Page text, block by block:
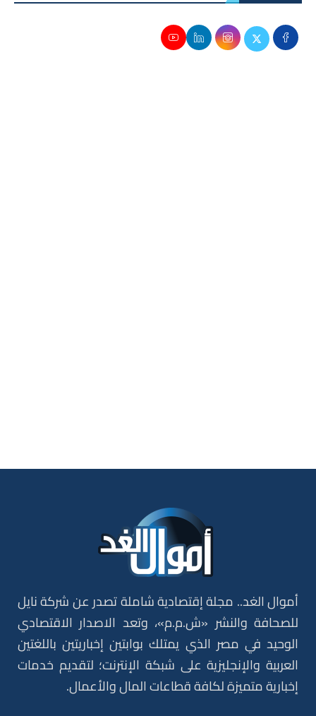
أموال الغد.. مجلة إقتصادية شاملة تصدر عن شركة نايل
للصحافة والنشر «ش.م.م»، وتعد الاصدار الاقتصادي
الوحيد في مصر الذي يمتلك بوابتين إخباريتين باللغتين
العربية والإنجليزية على شبكة الإنترنت؛ لتقديم خدمات
إخبارية متميزة لكافة قطاعات المال والأعمال.